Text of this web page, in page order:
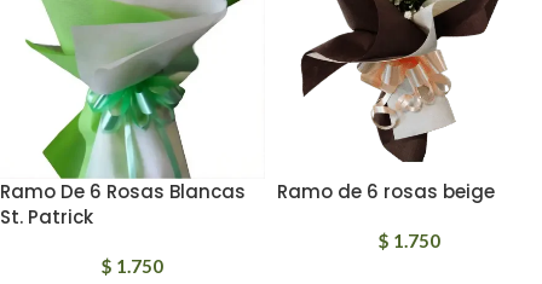
Ramo De 6 Rosas Blancas
St. Patrick
$ 1.750
Ramo de 6 rosas beige
$ 1.750